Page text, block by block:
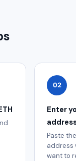
02
Enter
Paste
address
want to